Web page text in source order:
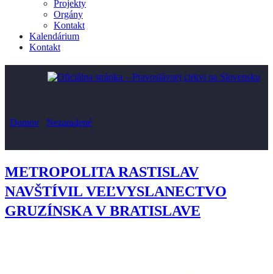
Projekty
Orgány
Kontakt
Kalendárium
Kontakt
Domov Nezaradené
METROPOLITA RASTISLAV
NAVŠTÍVIL VEĽVYSLANECTVO
GRUZÍNSKA V BRATISLAVE